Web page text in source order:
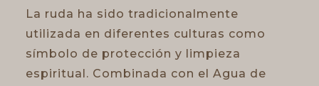
La ruda ha sido tradicionalmente
utilizada en diferentes culturas como
símbolo de protección y limpieza
espiritual. Combinada con el Agua de